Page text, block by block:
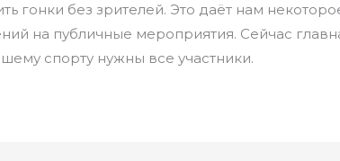
гонки без зрителей. Это даёт нам
на публичные мероприятия. Сейчас
спорту нужны все участники.